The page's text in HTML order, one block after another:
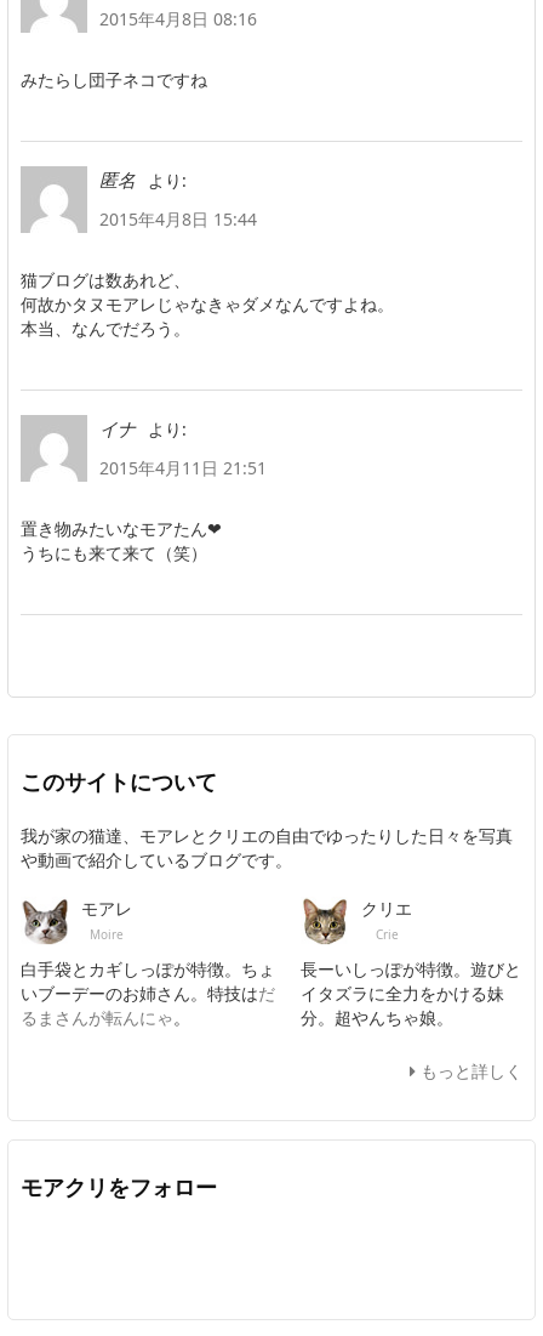
2015年4月8日 08:16
みたらし団子ネコですね
匿名
より:
2015年4月8日 15:44
猫ブログは数あれど、
何故かタヌモアレじゃなきゃダメなんですよね。
本当、なんでだろう。
イナ
より:
2015年4月11日 21:51
置き物みたいなモアたん❤︎
うちにも来て来て（笑）
このサイトについて
我が家の猫達、モアレとクリエの自由でゆったりした日々を写真
や動画で紹介しているブログです。
モアレ
Moire
白手袋とカギしっぽが特徴。ちょ
いブーデーのお姉さん。特技はだ
るまさんが転んにゃ。
クリエ
Crie
長ーいしっぽが特徴。遊びと
イタズラに全力をかける妹
分。超やんちゃ娘。
もっと詳しく
モアクリをフォロー